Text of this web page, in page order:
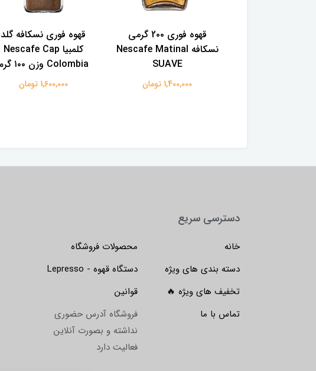
قهوه فوری 2۰۰ گرمی
نسکافه Nescafe Matinal
SUAVE
1,400,000 تومان
قهوه فوری نسکافه گلد
کلمبیا Nescafe Cap
Colombia وزن ۱۰۰ گرم
1,600,000 تومان
دسترسی سریع
خانه
محصولات فروشگاه
دسته بندی های ویژه
دستگاه قهوه - Lepresso
تخفیف های ویژه 🔥
قوانین
تماس با ما
فروشگاه آدرس حضوری
نداشته و بصورت آنلاین
فعالیت دارد